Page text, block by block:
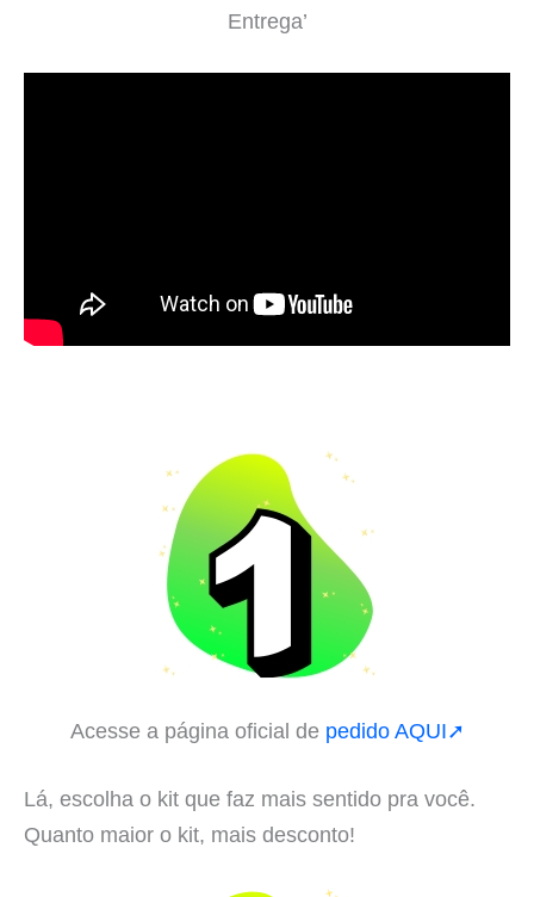
Entrega’
Acesse a página oficial de pedido AQUI➚
Lá, escolha o kit que faz mais sentido pra você.
Quanto maior o kit, mais desconto!